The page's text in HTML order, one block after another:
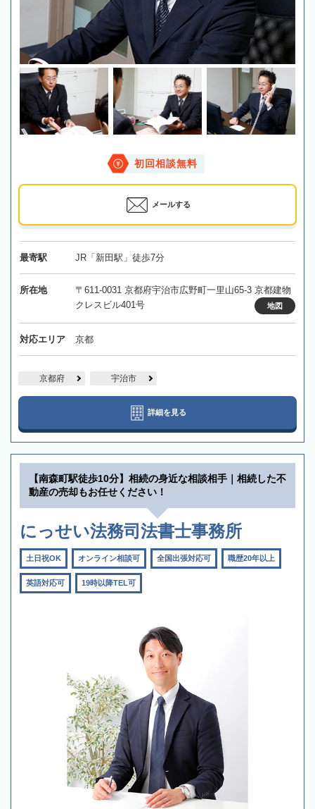
初回相談無料
メールする
最寄駅 JR「新田駅」徒歩7分
所在地
〒611-0031 京都府宇治市広野町一里山65-3 京都建物
クレスビル401号
地図
対応エリア 京都
京都府 宇治市
詳細を見る
【南森町駅徒歩10分】相続の身近な相談相手｜相続した不
動産の売却もお任せください！
にっせい法務司法書士事務所
土日祝OK オンライン相談可 全国出張対応可 職歴20年以上
英語対応可 19時以降TEL可